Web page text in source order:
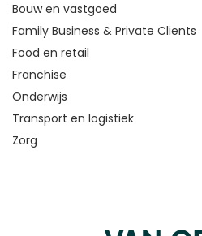
Bouw en vastgoed
Family Business & Private Clients
Food en retail
Franchise
Onderwijs
Transport en logistiek
Zorg